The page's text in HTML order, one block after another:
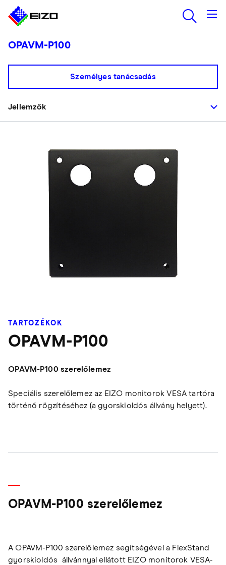
OPAVM-P100
Jellemzők
Személyes tanácsadás
TARTOZÉKOK
OPAVM-P100
OPAVM-P100 szerelőlemez
Speciális szerelőlemez az EIZO monitorok VESA tartóra
történő rögzítéséhez (a gyorskioldós állvány helyett).
OPAVM-P100 szerelőlemez
A OPAVM-P100 szerelőlemez segítségével a FlexStand
gyorskioldós állvánnyal ellátott EIZO monitorok VESA-